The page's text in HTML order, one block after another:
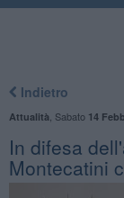
Indietro
Attualità Sabato 14
In difesa
Montecatini